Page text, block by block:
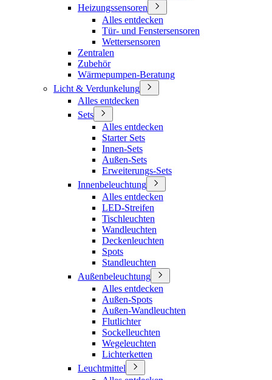
Heizungssensoren
Alles entdecken
Tür- und Fenstersensoren
Wettersensoren
Zentralen
Zubehör
Wärmepumpen-Beratung
Licht & Verdunkelung
Alles entdecken
Sets
Alles entdecken
Starter Sets
Innen-Sets
Außen-Sets
Erweiterungs-Sets
Innenbeleuchtung
Alles entdecken
LED-Streifen
Tischleuchten
Wandleuchten
Deckenleuchten
Spots
Standleuchten
Außenbeleuchtung
Alles entdecken
Außen-Spots
Außen-Wandleuchten
Flutlichter
Sockelleuchten
Wegeleuchten
Lichterketten
Leuchtmittel